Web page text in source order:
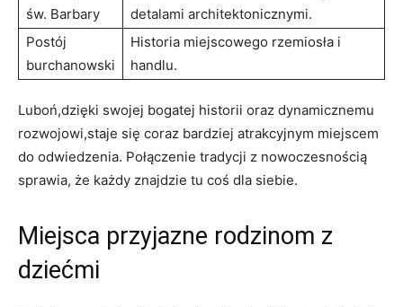
św. Barbary
detalami architektonicznymi.
Postój
burchanowski
Historia miejscowego rzemiosła i
handlu.
Luboń,dzięki swojej bogatej historii oraz dynamicznemu
rozwojowi,staje się coraz bardziej atrakcyjnym miejscem
do odwiedzenia. Połączenie tradycji z nowoczesnością
sprawia, że każdy znajdzie tu coś dla siebie.
Miejsca przyjazne rodzinom z
dziećmi